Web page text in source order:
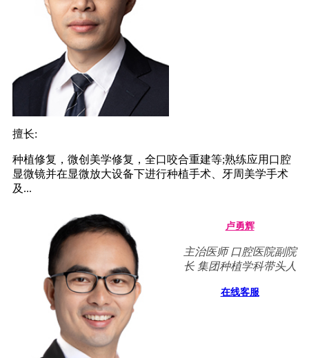
擅长:
种植修复，微创美学修复，全口咬合重建等;熟练应用口腔
显微镜并在显微放大设备下进行种植手术、牙周美学手术
及...
卢勇辉
主治医师 口腔医院副院
长 集团种植学科带头人
在线客服